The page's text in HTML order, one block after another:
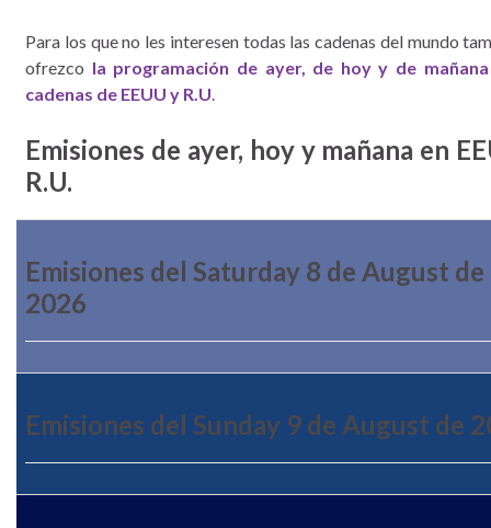
Para los que no les interesen todas las cadenas del mundo
ofrezco la programación de ayer, de hoy y de
cadenas de EEUU y R.U
Emisiones de ayer, hoy y mañana en
R.U.
Emisiones del Saturday 8 de August de
2026
Emisiones del Sunday 9 de August de